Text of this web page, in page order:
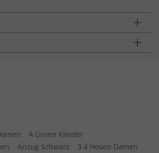
A Linien Kleider
Anzug Schwarz
3 4 Hosen Damen